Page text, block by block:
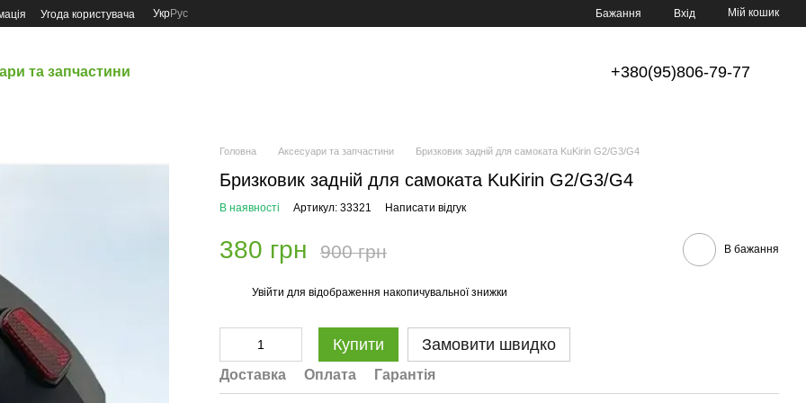
Угода користувача УкрРус Бажання Вхід Мій кошик
та запчастини +380(95)806-79-77
Головна Аксесуари та запчастини Бризковик задній для самоката KuKirin G2/G3/G4
Бризковик задній для самоката KuKirin G2/G3/G4
В наявності Артикул: 33321 Написати відгук
380 грн 900 грн В бажання
Увійти для відображення накопичувальної знижки
Купити Замовити швидко
Доставка Оплата Гарантія